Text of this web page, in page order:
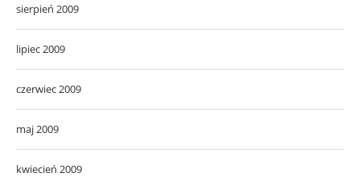
sierpień 2009
lipiec 2009
czerwiec 2009
maj 2009
kwiecień 2009